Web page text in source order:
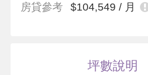
房貸參考 $104,549 / 月
坪數說明